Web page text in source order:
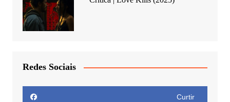
Redes Sociais
Curtir